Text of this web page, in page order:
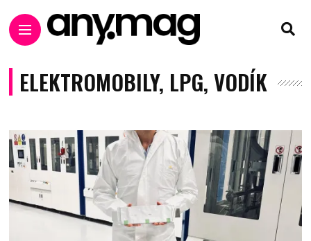
ELEKTROMOBILY, LPG, VODÍK